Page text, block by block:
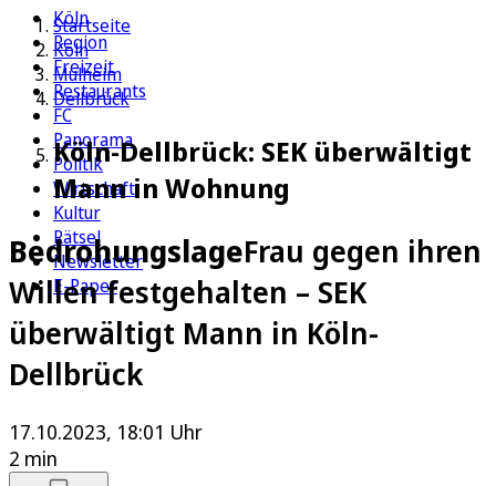
Köln
Region
Freizeit
Restaurants
FC
Panorama
Politik
Wirtschaft
Kultur
Rätsel
Newsletter
E-Paper
Startseite
Köln
Mülheim
Dellbrück
Köln-Dellbrück: SEK überwältigt
Mann in Wohnung
BedrohungslageFrau gegen ihren
Willen festgehalten – SEK
überwältigt Mann in Köln-
Dellbrück
17.10.2023, 18:01 Uhr
2 min